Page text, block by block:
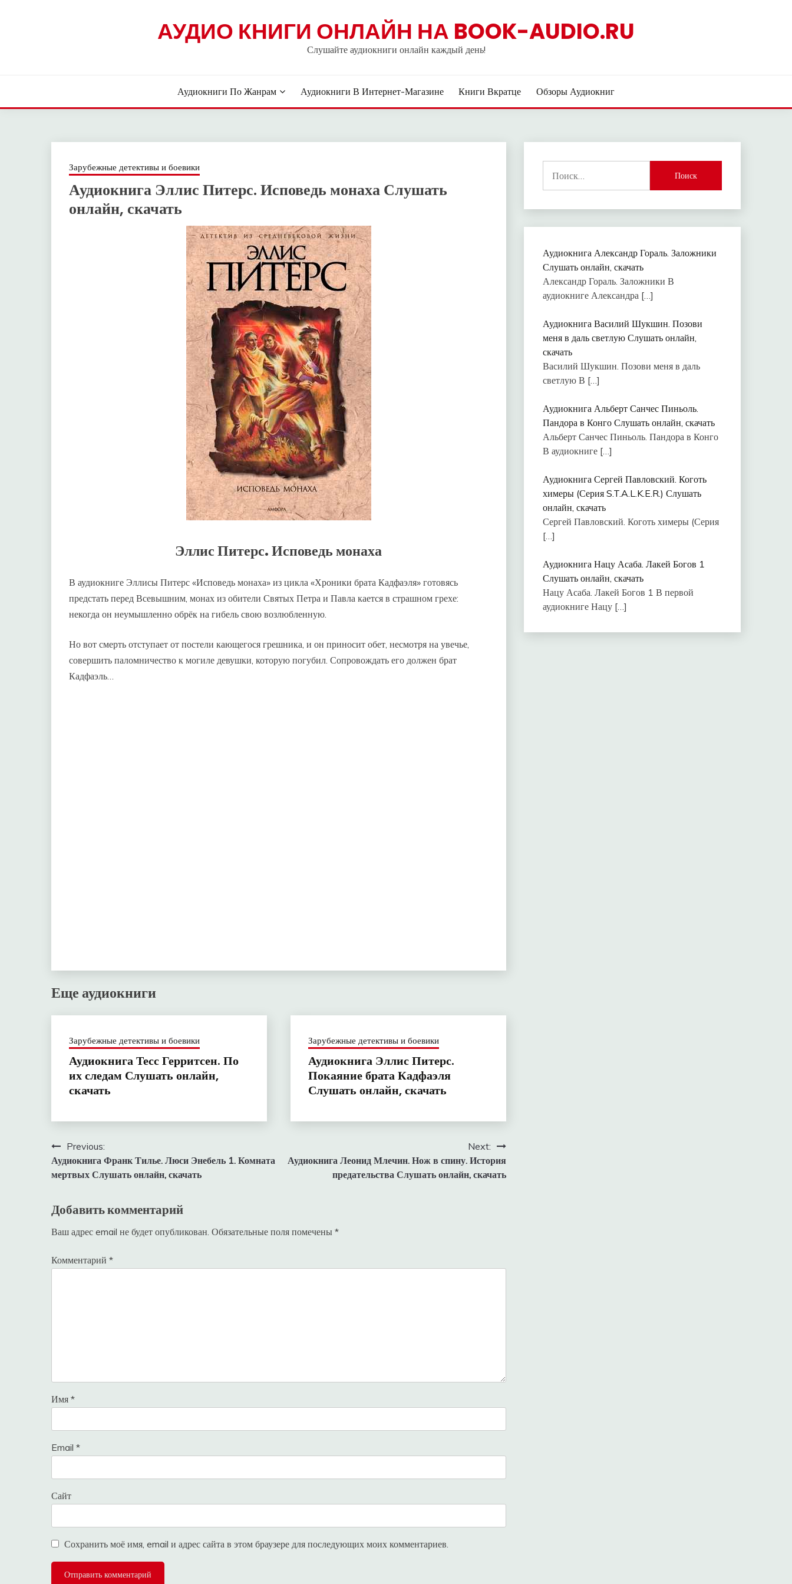
АУДИО КНИГИ ОНЛАЙН НА BOOK-AUDIO.RU
Слушайте аудиокниги онлайн каждый день!
Аудиокниги По Жанрам Аудиокниги В Интернет-Магазине Книги Вкратце Обзоры Аудиокниг
Зарубежные детективы и боевики
Аудиокнига Эллис Питерс. Исповедь монаха Слушать
онлайн, скачать
Эллис Питерс. Исповедь монаха
В аудиокниге Эллисы Питерс «Исповедь монаха» из цикла «Хроники брата Кадфаэля» готовясь
предстать перед Всевышним, монах из обители Святых Петра и Павла кается в страшном грехе:
некогда он неумышленно обрёк на гибель свою возлюбленную.
Но вот смерть отступает от постели кающегося грешника, и он приносит обет, несмотря на увечье,
совершить паломничество к могиле девушки, которую погубил. Сопровождать его должен брат
Кадфаэль…
Еще аудиокниги
Зарубежные детективы и боевики
Аудиокнига Тесс Герритсен. По
их следам Слушать онлайн,
скачать
Зарубежные детективы и боевики
Аудиокнига Эллис Питерс.
Покаяние брата Кадфаэля
Слушать онлайн, скачать
Навигация
по
Previous:
Аудиокнига Франк Тилье. Люси Энебель 1. Комната
мертвых Слушать онлайн, скачать
Next:
Аудиокнига Леонид Млечин. Нож в спину. История
предательства Слушать онлайн, скачать
Добавить комментарий
Ваш адрес email не будет опубликован. Обязательные поля помечены *
Комментарий *
Имя *
Email *
Сайт
Сохранить моё имя, email и адрес сайта в этом браузере для последующих моих комментариев.
Аудиокнига Александр Гораль. Заложники
Слушать онлайн, скачать
Александр Гораль. Заложники В
аудиокниге Александра […]
Аудиокнига Василий Шукшин. Позови
меня в даль светлую Слушать онлайн,
скачать
Василий Шукшин. Позови меня в даль
светлую В […]
Аудиокнига Альберт Санчес Пиньоль.
Пандора в Конго Слушать онлайн, скачать
Альберт Санчес Пиньоль. Пандора в Конго
В аудиокниге […]
Аудиокнига Сергей Павловский. Коготь
химеры (Серия S.T.A.L.K.E.R.) Слушать
онлайн, скачать
Сергей Павловский. Коготь химеры (Серия
[…]
Аудиокнига Нацу Асаба. Лакей Богов 1
Слушать онлайн, скачать
Нацу Асаба. Лакей Богов 1 В первой
аудиокниге Нацу […]